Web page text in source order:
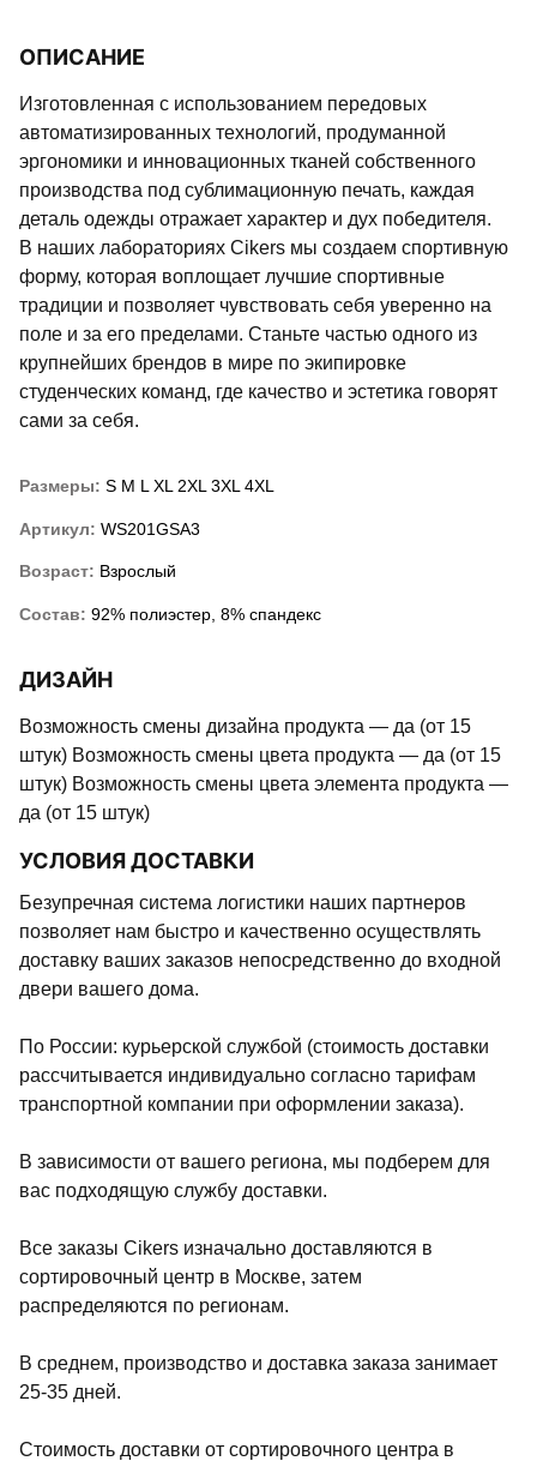
ОПИСАНИЕ
Изготовленная с использованием передовых
автоматизированных технологий, продуманной
эргономики и инновационных тканей собственного
производства под сублимационную печать, каждая
деталь одежды отражает характер и дух победителя.
В наших лабораториях Cikers мы создаем спортивную
форму, которая воплощает лучшие спортивные
традиции и позволяет чувствовать себя уверенно на
поле и за его пределами. Станьте частью одного из
крупнейших брендов в мире по экипировке
студенческих команд, где качество и эстетика говорят
сами за себя.
Размеры: S M LXL2XL3XL4XL
Артикул: WS201GSA3
Возраст: Взрослый
Состав: 92% полиэстер, 8% спандекс
ДИЗАЙН
Возможность смены дизайна продукта — да (от 15
штук) Возможность смены цвета продукта — да (от 15
штук) Возможность смены цвета элемента продукта —
да (от 15 штук)
УСЛОВИЯ ДОСТАВКИ
Безупречная система логистики наших партнеров
позволяет нам быстро и качественно осуществлять
доставку ваших заказов непосредственно до входной
двери вашего дома.
По России: курьерской службой (стоимость доставки
рассчитывается индивидуально согласно тарифам
транспортной компании при оформлении заказа).
В зависимости от вашего региона, мы подберем для
вас подходящую службу доставки.
Все заказы Cikers изначально доставляются в
сортировочный центр в Москве, затем
распределяются по регионам.
В среднем, производство и доставка заказа занимает
25-35 дней.
Стоимость доставки от сортировочного центра в